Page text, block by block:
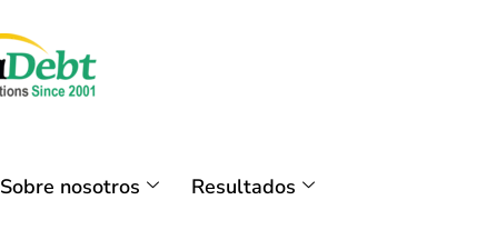
Sobre nosotros Resultados